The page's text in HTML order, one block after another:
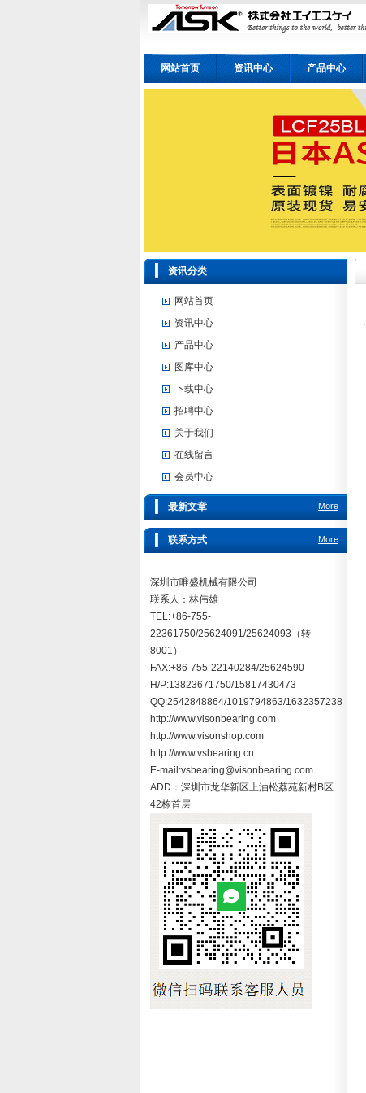
网站首页 资讯中心 产品中心
资讯分类
网站首页
资讯中心
产品中心
图库中心
下载中心
招聘中心
关于我们
在线留言
会员中心
More
最新文章
More
联系方式
深圳市唯盛机械有限公司
联系人：林伟雄
TEL:+86-755-
22361750/25624091/25624093（转
8001）
FAX:+86-755-22140284/25624590
H/P:13823671750/15817430473
QQ:2542848864/1019794863/1632357238
http://www.visonbearing.com
http://www.visonshop.com
http://www.vsbearing.cn
E-mail:vsbearing@visonbearing.com
ADD：深圳市龙华新区上油松荔苑新村B区
42栋首层